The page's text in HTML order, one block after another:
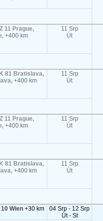
11 Prague,
+400 km
11 Srp
Út
81 Bratislava,
+400 km
11 Srp
Út
11 Prague,
+400 km
11 Srp
Út
81 Bratislava,
+400 km
11 Srp
Út
10 Wien+30 km
04 Srp - 12 Srp
Út - St